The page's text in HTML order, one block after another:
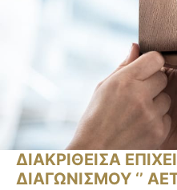
ΔΙΑΚΡΙΘΕΙΣΑ
ΔΙΑΓΩΝΙΣΜΟΥ ‘’